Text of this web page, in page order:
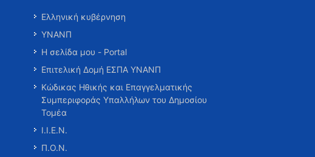
Ελληνική κυβέρνηση
ΥΝΑΝΠ
Η σελίδα μου - Portal
Επιτελική Δομή ΕΣΠΑ ΥΝΑΝΠ
Κώδικας Ηθικής και Επαγγελματικής
Συμπεριφοράς Υπαλλήλων του Δημοσίου
Τομέα
Ι.Ι.Ε.Ν.
Π.Ο.Ν.